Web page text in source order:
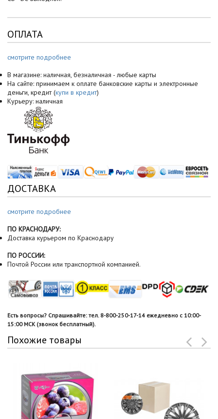
ОПЛАТА
смотрите подробнее
В магазине: наличная, безналичная - любые карты
На сайте: принимаем к оплате банковские карты и электронные
деньги, кредит (купи в кредит)
Курьеру: наличная
ДОСТАВКА
смотрите подробнее
ПО КРАСНОДАРУ:
Доставка курьером по Краснодару
ПО РОССИИ:
Почтой России или транспортной компанией.
Есть вопросы? Спрашивайте: тел. 8-800-250-17-14 ежедневно с 10:00-
15:00 МСК (звонок бесплатный).
Похожие товары